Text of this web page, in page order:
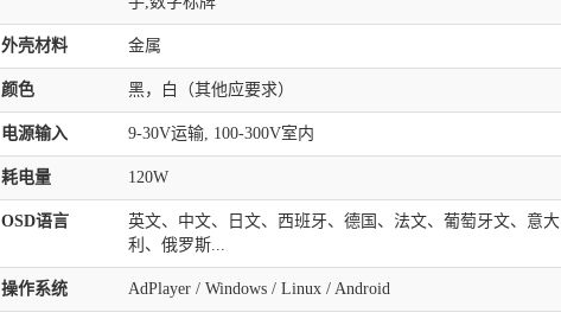
外壳材料 金属
颜色 黑，白（其他应要求）
电源输入 9-30V运输, 100-300V室内
耗电量 120W
OSD语言
英文、中文、日文、西班牙、德国、法文、葡萄牙文、意大
利、俄罗斯...
操作系统 AdPlayer / Windows / Linux / Android